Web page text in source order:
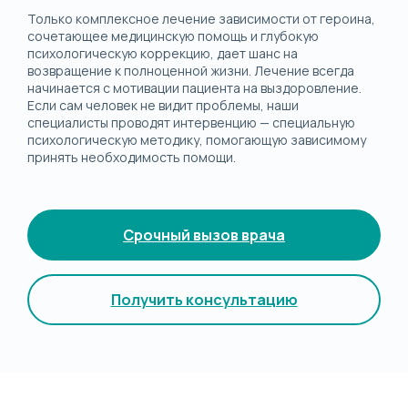
Только комплексное лечение зависимости от героина,
сочетающее медицинскую помощь и глубокую
психологическую коррекцию, дает шанс на
возвращение к полноценной жизни. Лечение всегда
начинается с мотивации пациента на выздоровление.
Если сам человек не видит проблемы, наши
специалисты проводят интервенцию — специальную
психологическую методику, помогающую зависимому
принять необходимость помощи.
Срочный вызов врача
Получить консультацию